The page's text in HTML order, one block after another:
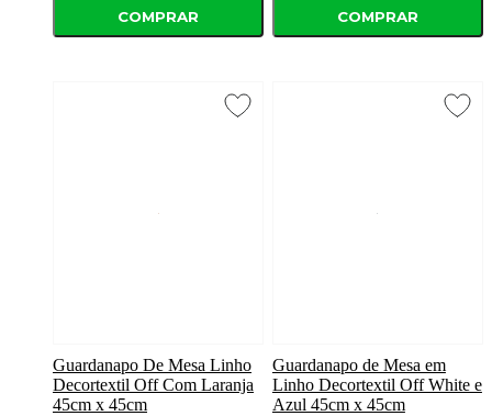
COMPRAR COMPRAR
Guardanapo De Mesa Linho
Decortextil Off Com Laranja
45cm x 45cm
Guardanapo de Mesa em
Linho Decortextil Off White e
Azul 45cm x 45cm